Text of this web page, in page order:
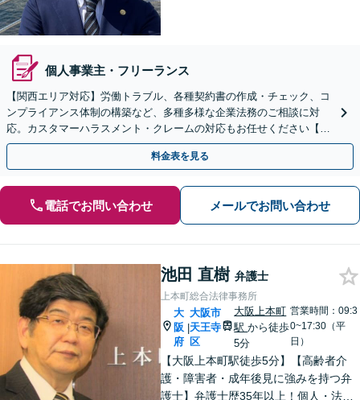
個人事業主・フリーランス
【関西エリア対応】労働トラブル、各種契約書の作成・チェック、コ
ンプライアンス体制の構築など、多種多様な企業法務のご相談に対
応。カスタマーハラスメント・クレームの対応もお任せください【オ
ンライン相談OK】【夜間・休日相談可（要予約）】
料金表を見る
電話でお問い合わせ メールでお問い合わせ
池田 直樹 弁護士
上本町総合法律事務所
大
阪
府
|
大阪市
天王寺
区
大阪上本町
駅から徒歩
5分
営業時間：09:3
0~17:30（平
日）
【大阪上本町駅徒歩5分】【高齢者介
護・障害者・成年後見に強みを持つ弁
護士】弁護士歴35年以上！個人・法人